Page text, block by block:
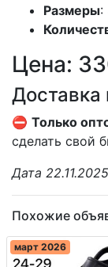
Размеры:
Цена:
⛔️ Только
сделать свой
Дата 22.11.2025
Похожие
март 2026